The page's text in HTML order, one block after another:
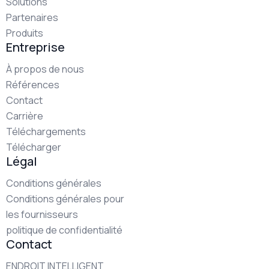
Partenaires
Produits
Entreprise
À propos de nous
Références
Contact
Carrière
Téléchargements
Télécharger
Légal
Conditions générales
Conditions générales pour
les fournisseurs
politique de confidentialité
Contact
ENDROIT INTELLIGENT